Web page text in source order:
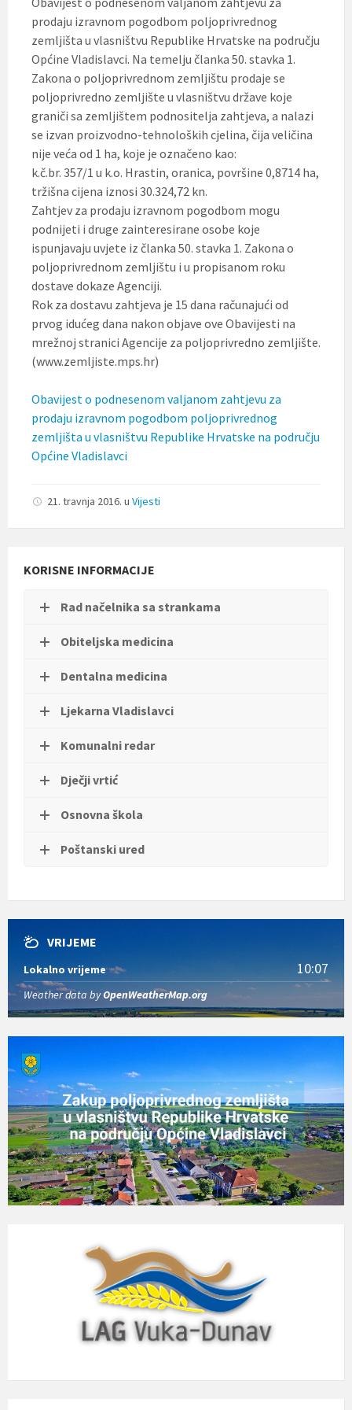
prodaju izravnom pogodbom poljoprivrednog
zemljišta u vlasništvu Republike Hrvatske na području
Općine Vladislavci. Na temelju članka 50. stavka 1.
Zakona o poljoprivrednom zemljištu prodaje se
poljoprivredno zemljište u vlasništvu države koje
graniči sa zemljištem podnositelja zahtjeva, a nalazi
se izvan proizvodno-tehnoloških cjelina, čija veličina
nije veća od 1 ha, koje je označeno kao:
k.č.br. 357/1 u k.o. Hrastin, oranica, površine 0,8714 ha,
tržišna cijena iznosi 30.324,72 kn.
Zahtjev za prodaju izravnom pogodbom mogu
podnijeti i druge zainteresirane osobe koje
ispunjavaju uvjete iz članka 50. stavka 1. Zakona o
poljoprivrednom zemljištu i u propisanom roku
dostave dokaze Agenciji.
Rok za dostavu zahtjeva je 15 dana računajući od
prvog idućeg dana nakon objave ove Obavijesti na
mrežnoj stranici Agencije za poljoprivredno zemljište.
(www.zemljiste.mps.hr)
Obavijest o podnesenom valjanom zahtjevu za
prodaju izravnom pogodbom poljoprivrednog
zemljišta u vlasništvu Republike Hrvatske na području
Općine Vladislavci
21. travnja 2016. u Vijesti
KORISNE INFORMACIJE
Rad načelnika sa strankama
Obiteljska medicina
Dentalna medicina
Ljekarna Vladislavci
Komunalni redar
Dječji vrtić
Osnovna škola
Poštanski ured
VRIJEME
Lokalno vrijeme 10:07
Weather data byOpenWeatherMap.org